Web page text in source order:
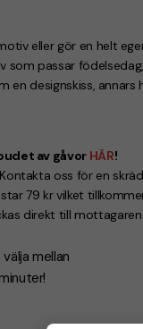
eller gör en helt
som passar
en designskiss,
av gåvor HÄR!
oss för en
79 kr vilket
direkt till
mellan